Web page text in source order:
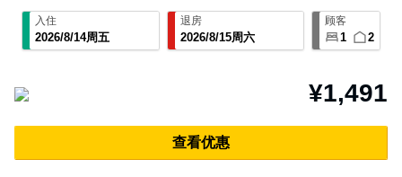
¥1,491
查⁠看优⁠惠
入住
2026/8/14周五
退房
2026/8/15周六
顾客
1 2